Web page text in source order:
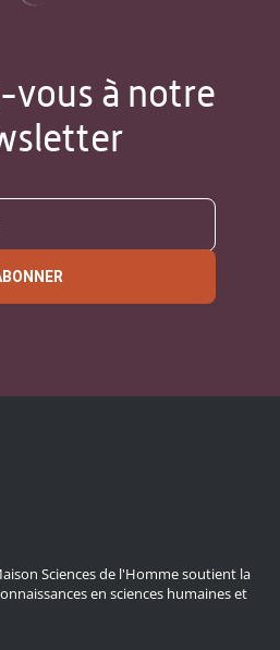
vous à notre
Sciences de l'Homme soutient la
en sciences humaines et